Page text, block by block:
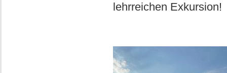
lehrreichen Exkursion!